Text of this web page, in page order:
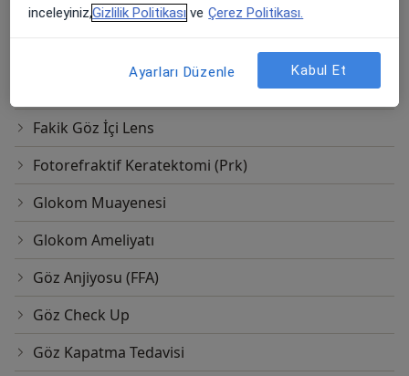
Diyabetli hastalarda katarakt cerrahisi
Diyabette makula ödemi tedavisi
Fakik Göz İçi Lens
Fotorefraktif Keratektomi (Prk)
Glokom Muayenesi
Glokom Ameliyatı
Göz Anjiyosu (FFA)
Göz Check Up
Göz Kapatma Tedavisi
inceleyiniz,Gizlilik Politikası ve Çerez Politikası.
Ayarları Düzenle Kabul Et